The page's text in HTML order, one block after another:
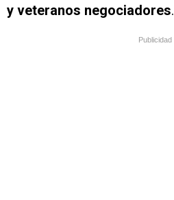
y veteranos negociadores.
Publicidad